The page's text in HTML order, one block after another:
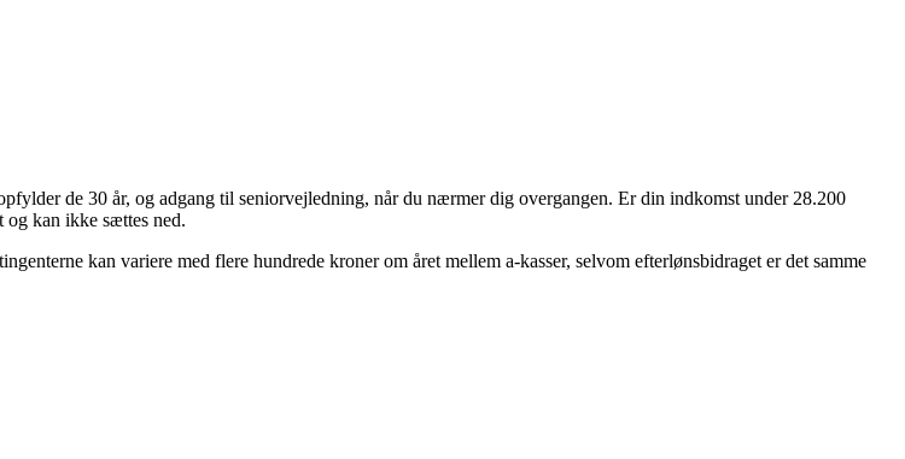
de 30 år, og adgang til seniorvejledning, når du nærmer dig overgangen. Er din indkomst under 28.200
og kan ikke sættes ned.
kan variere med flere hundrede kroner om året mellem a-kasser, selvom efterlønsbidraget er det samme